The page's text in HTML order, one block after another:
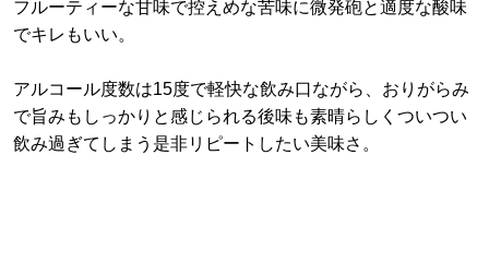
フルーティーな甘味で控えめな苦味に微発砲と適度な酸味
でキレもいい。
アルコール度数は15度で軽快な飲み口ながら、おりがらみ
で旨みもしっかりと感じられる後味も素晴らしくついつい
飲み過ぎてしまう是非リピートしたい美味さ。